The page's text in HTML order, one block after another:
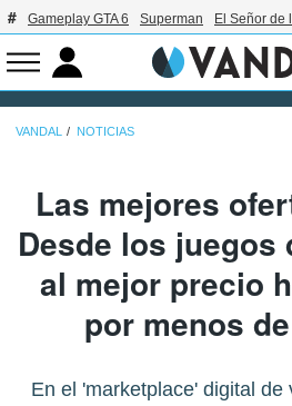
Gameplay GTA 6 Superman El Señor de
VANDAL NOTICIAS
Las mejores
Desde los juegos
al mejor precio
por menos
En el 'marketplace' digital de